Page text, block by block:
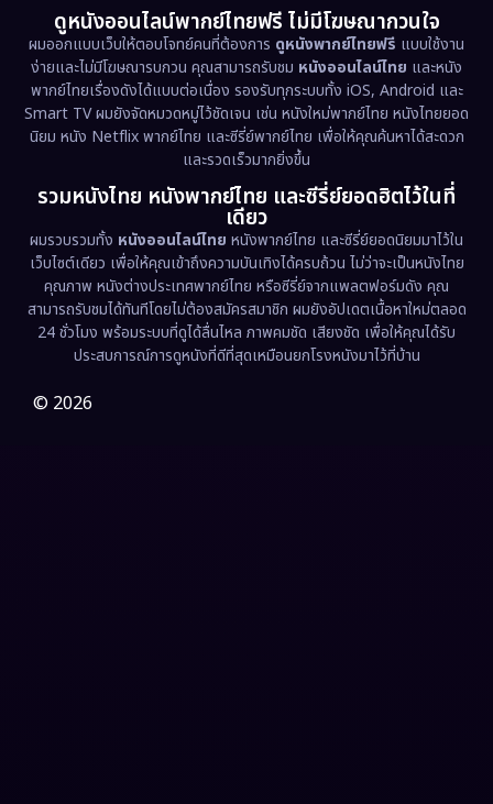
Emotional (61)
Epic มหากาพย์ (219)
Erotic (36)
Family ครอบครัว (366)
Fantasy จินตนาการ (327)
Fiction (9)
Film (57)
Gothic
ดูหนังออนไลน์พากย์ไทยฟรี ไม่มีโฆษณากวนใจ
ผมออกแบบเว็บให้ตอบโจทย์คนที่ต้องการ ดูหนังพากย์ไทยฟรี แบบใช้งาน
ง่ายและไม่มีโฆษณารบกวน คุณสามารถรับชม หนังออนไลน์ไทย และหนัง
พากย์ไทยเรื่องดังได้แบบต่อเนื่อง รองรับทุกระบบทั้ง iOS, Android และ
Smart TV ผมยังจัดหมวดหมู่ไว้ชัดเจน เช่น หนังใหม่พากย์ไทย หนังไทยยอด
นิยม หนัง Netflix พากย์ไทย และซีรี่ย์พากย์ไทย เพื่อให้คุณค้นหาได้สะดวก
และรวดเร็วมากยิ่งขึ้น
รวมหนังไทย หนังพากย์ไทย และซีรี่ย์ยอดฮิตไว้ในที่
เดียว
ผมรวบรวมทั้ง หนังออนไลน์ไทย หนังพากย์ไทย และซีรี่ย์ยอดนิยมมาไว้ใน
เว็บไซต์เดียว เพื่อให้คุณเข้าถึงความบันเทิงได้ครบถ้วน ไม่ว่าจะเป็นหนังไทย
คุณภาพ หนังต่างประเทศพากย์ไทย หรือซีรี่ย์จากแพลตฟอร์มดัง คุณ
สามารถรับชมได้ทันทีโดยไม่ต้องสมัครสมาชิก ผมยังอัปเดตเนื้อหาใหม่ตลอด
24 ชั่วโมง พร้อมระบบที่ดูได้ลื่นไหล ภาพคมชัด เสียงชัด เพื่อให้คุณได้รับ
ประสบการณ์การดูหนังที่ดีที่สุดเหมือนยกโรงหนังมาไว้ที่บ้าน
© 2026